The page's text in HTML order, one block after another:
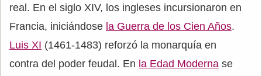
real. En el siglo XIV, los ingleses incursionaron en
Francia, iniciándose la Guerra de los Cien Años.
Luis XI (1461-1483) reforzó la monarquía en
contra del poder feudal. En la Edad Moderna se